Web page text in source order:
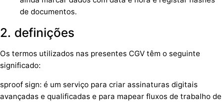
de documentos.
2. definições
Os termos utilizados nas presentes CGV têm o seguinte
significado:
sproof sign: é um serviço para criar assinaturas digitais
avançadas e qualificadas e para mapear fluxos de trabalho de